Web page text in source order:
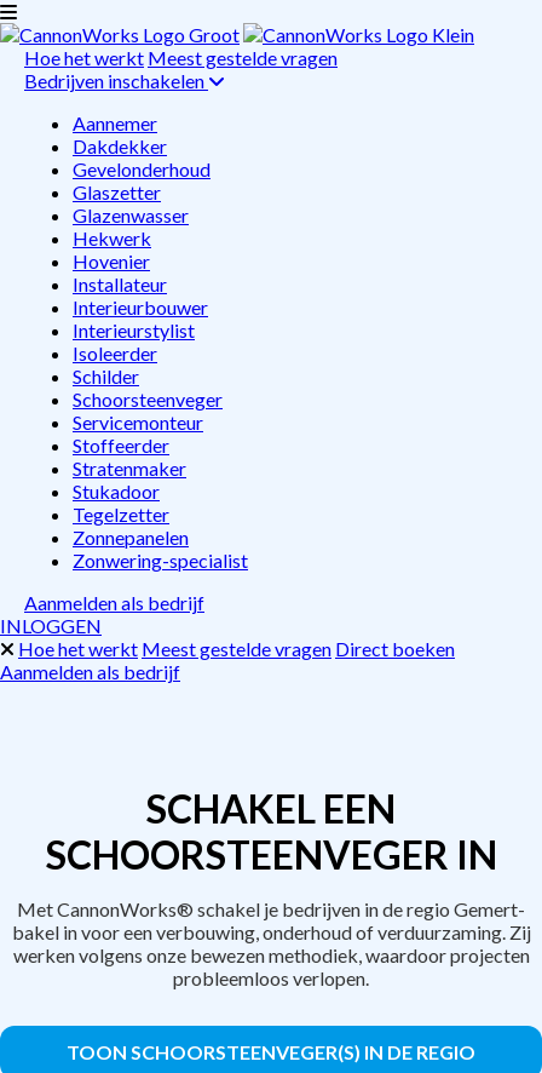
Hoe het werkt Meest gestelde vragen
Bedrijven inschakelen
Aannemer
Dakdekker
Gevelonderhoud
Glaszetter
Glazenwasser
Hekwerk
Hovenier
Installateur
Interieurbouwer
Interieurstylist
Isoleerder
Schilder
Schoorsteenveger
Servicemonteur
Stoffeerder
Stratenmaker
Stukadoor
Tegelzetter
Zonnepanelen
Zonwering-specialist
Aanmelden als bedrijf
INLOGGEN
Hoe het werkt Meest gestelde vragen Direct boeken
Aanmelden als bedrijf
SCHAKEL EEN
SCHOORSTEENVEGER IN
Met CannonWorks® schakel je bedrijven in de regio Gemert-
bakel in voor een verbouwing, onderhoud of verduurzaming. Zij
werken volgens onze bewezen methodiek, waardoor projecten
probleemloos verlopen.
TOON SCHOORSTEENVEGER(S) IN DE REGIO